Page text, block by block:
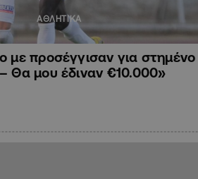
ΑΘΛΗΤΙΚΑ
με προσέγγισαν για στημένο
Θα μου έδιναν €10.000»